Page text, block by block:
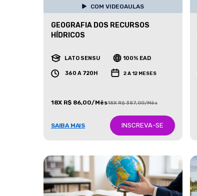
COM VIDEOAULAS
GEOGRAFIA DOS RECURSOS
HÍDRICOS
LATO SENSU 100% EAD
360 A 720H 2 A 12 MESES
18X R$ 86,00/Mês18X R$ 387,00/Mês
SAIBA MAIS INSCREVA-SE